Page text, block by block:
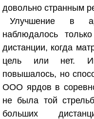
довольно странным
Улучшение в
наблюдалось
дистанции, когда
цель или нет.
повышалось, но
ООО ярдов в
не была той
больших